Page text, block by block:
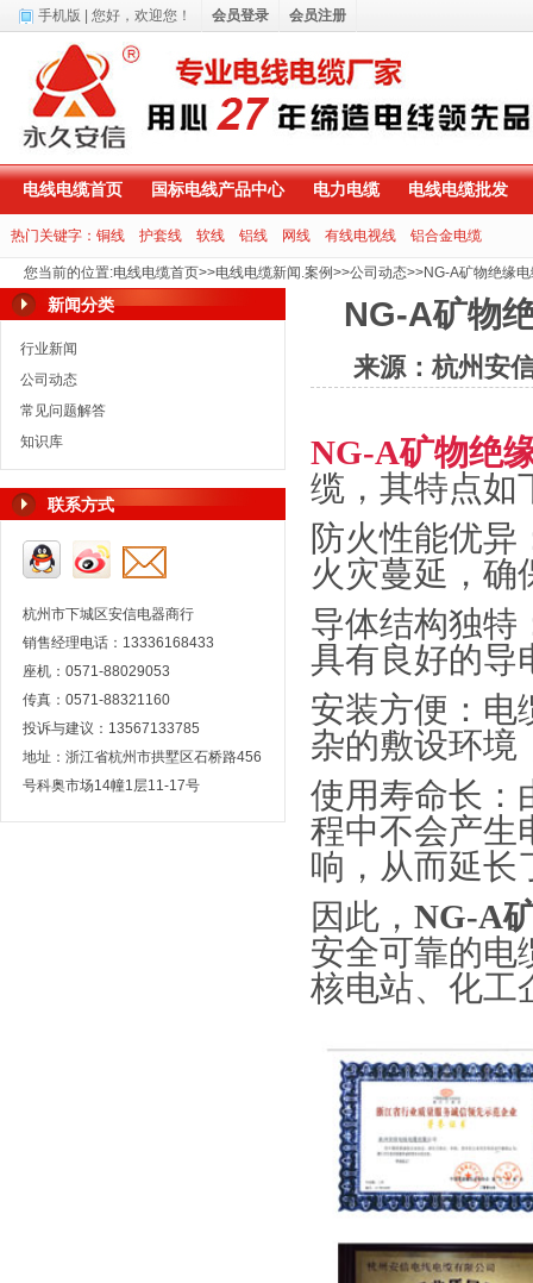
电线电缆首页 国标电线产品中心 电力电缆 电线电缆批发
热门关键字： 铜线 护套线 软线 铝线 网线 有线电视线 铝合金电缆
您当前的位置:电线电缆首页>>电线电缆新闻.案例>>公司动态>>NG-A矿物绝缘
新闻分类
行业新闻
公司动态
常见问题解答
知识库
联系方式
杭州市下城区安信电器商行
销售经理电话：13336168433
座机：0571-88029053
传真：0571-88321160
投诉与建议：13567133785
地址：浙江省杭州市拱墅区石桥路456
号科奥市场14幢1层11-17号
NG-A矿物
来源：杭州安
NG-A矿物绝
缆，其特点如
防火性能优异
火灾蔓延，确
导体结构独特
具有良好的导
安装方便：电
杂的敷设环境
使用寿命长：
程中不会产生
响，从而延长
因此， NG-A
安全可靠的电
核电站、化工
手机版 | 您好， 欢迎您！ 会员登录 会员注册